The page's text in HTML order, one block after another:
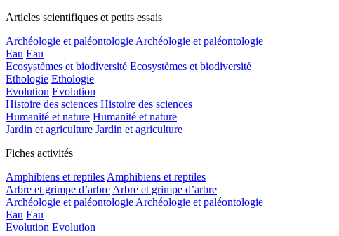
Articles scientifiques et petits essais
Archéologie et paléontologie Archéologie et paléontologie
Eau Eau
Ecosystèmes et biodiversité Ecosystèmes et biodiversité
Ethologie Ethologie
Evolution Evolution
Histoire des sciences Histoire des sciences
Humanité et nature Humanité et nature
Jardin et agriculture Jardin et agriculture
Fiches activités
Amphibiens et reptiles Amphibiens et reptiles
Arbre et grimpe d’arbre Arbre et grimpe d’arbre
Archéologie et paléontologie Archéologie et paléontologie
Eau Eau
Evolution Evolution